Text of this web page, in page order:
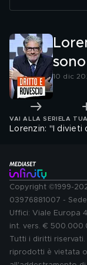
10 dic
VAI ALLA SERIE LA
Lorenzin: "I divieti
Copyright ©1999-
03976881007 -
Uffici: Viale Europa
int. vers. €
Tutti i diritti
riprodotti è vietata